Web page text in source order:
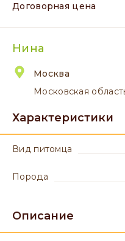
Договорная цена
Нина
Москва
Московская
Характеристики
вид питомца
порода
Описание